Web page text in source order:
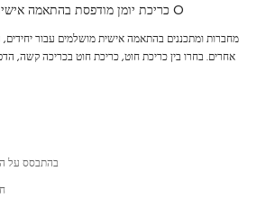
כריכת יומן מודפסת בהתאמה אישית עם כריכת חוט לבן O
מחברות ומתכננים בהתאמה אישית מושלמים עבור יחידים,
אחרים. בחרו בין כריכת חוט, כריכת חוט בכריכה קשה,
בהתבסס על